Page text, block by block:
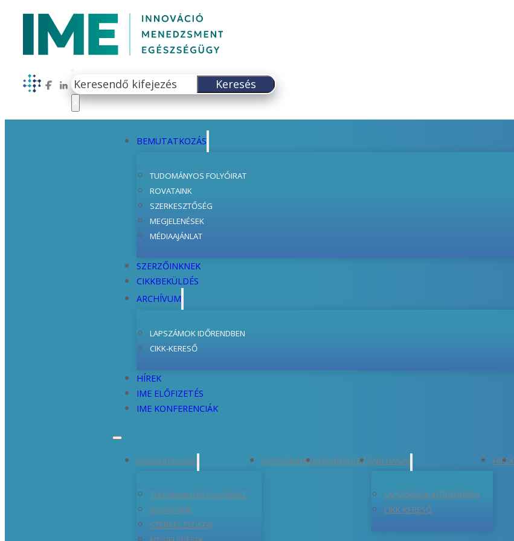
Follow us on Facebook
Follow us on LinkedIn
Keresés
Keresés
BEMUTATKOZÁS
TUDOMÁNYOS FOLYÓIRAT
ROVATAINK
SZERKESZTŐSÉG
MEGJELENÉSEK
MÉDIAAJÁNLAT
SZERZŐINKNEK
CIKKBEKÜLDÉS
ARCHÍVUM
LAPSZÁMOK IDŐRENDBEN
CIKK-KERESŐ
HÍREK
IME ELŐFIZETÉS
IME KONFERENCIÁK
BEMUTATKOZÁS
TUDOMÁNYOS FOLYÓIRAT
ROVATAINK
SZERKESZTŐSÉG
SZERZŐINKNEKCIKKBEKÜLDÉSARCHÍVUM
LAPSZÁMOK IDŐRENDBEN
CIKK-KERESŐ
HÍREK